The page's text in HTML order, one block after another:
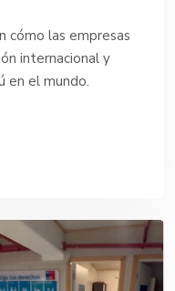
cómo las empresas
internacional y
en el mundo.